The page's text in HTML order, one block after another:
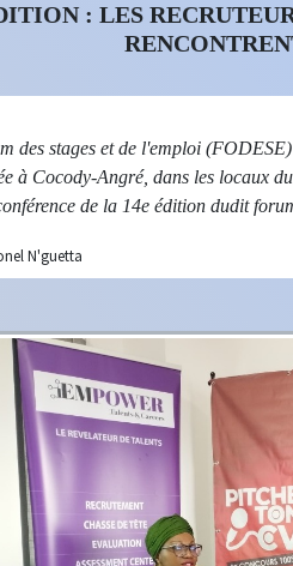
: LES
des stages et de l'emploi
à Cocody-Angré, dans les locaux
de la 14e édition dudit
N'guetta